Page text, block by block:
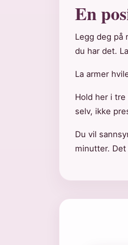
En
Legg deg på
du har det.
La armer
Hold her i
selv, ikke
Du vil
minutter.